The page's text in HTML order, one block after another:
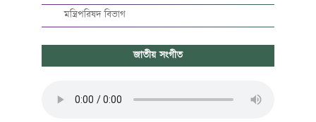
মন্ত্রিপরিষদ বিভাগ
জাতীয় সংগীত